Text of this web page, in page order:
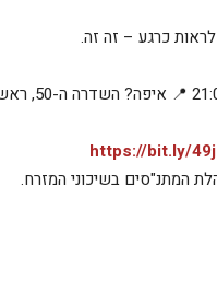
כרגע – זה זה.
https://bit.ly/
המתנ"סים בשיכוני המזרח.